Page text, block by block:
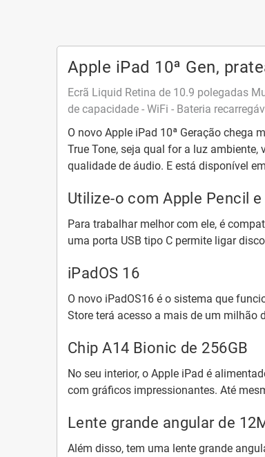
Apple iPad 10ª Gen,
Ecrã Liquid Retina de 10.9 polegadas
de capacidade - WiFi - Bateria
O novo Apple iPad 10ª Geração chega
True Tone, seja qual for a luz ambiente,
qualidade de áudio. E está disponível
Utilize-o com Apple Pencil
Para trabalhar melhor com ele, é
uma porta USB tipo C permite ligar
iPadOS 16
O novo iPadOS16 é o sistema que
Store terá acesso a mais de um milhão
Chip A14 Bionic de 256GB
No seu interior, o Apple iPad é
com gráficos impressionantes. Até
Lente grande angular de
Além disso, tem uma lente grande